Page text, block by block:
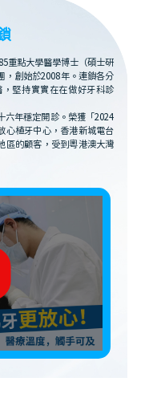
重點大學醫學博士（碩士研
，創始於2008年。連鎖各分
堅持實實在在做好牙科診
六年穩定開診。榮獲「2024
心植牙中心，香港新城電台
區的顧客，受到粵港澳大灣